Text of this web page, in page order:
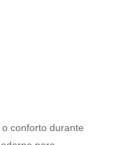
conforto durante